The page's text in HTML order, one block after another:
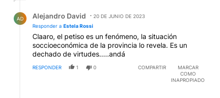
AD Alejandro David
20 DE JUNIO DE 2023
Responder a Estela Rossi
Claaro, el petiso es un fenómeno, la situación
soccioeconómica de la provincia lo revela. Es un
dechado de virtudes.....andá
RESPONDER 1 0 COMPARTIR
MARCAR
COMO
INAPROPIADO